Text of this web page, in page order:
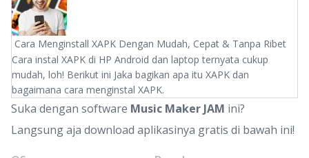
Cara Menginstall XAPK Dengan Mudah, Cepat & Tanpa Ribet
Cara instal XAPK di HP Android dan laptop ternyata cukup
mudah, loh! Berikut ini Jaka bagikan apa itu XAPK dan
bagaimana cara menginstal XAPK.
Suka dengan software Music Maker JAM ini?
Langsung aja download aplikasinya gratis di bawah ini!